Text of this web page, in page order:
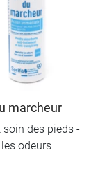
marcheur
soin des pieds -
odeurs